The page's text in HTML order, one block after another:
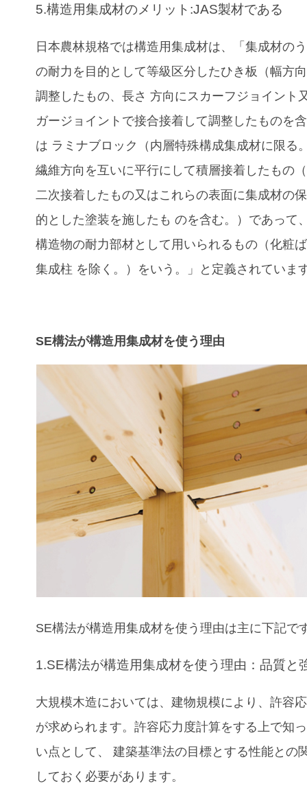
5.構造用集成材のメリット:JAS製材である
日本農林規格では構造用集成材は、「集成材の
の耐力を目的として等級区分したひき板（幅方
調整したもの、長さ 方向にスカーフジョイント
ガージョイントで接合接着して調整したものを
は ラミナブロック（内層特殊構成集成材に限る
繊維方向を互いに平行にして積層接着したもの
二次接着したもの又はこれらの表面に集成材の
的とした塗装を施したも のを含む。）であって
構造物の耐力部材として用いられるもの（化粧
集成柱 を除く。）をいう。」と定義されていま
SE構法が構造用集成材を使う理由
SE構法が構造用集成材を使う理由は主に下記で
1.SE構法が構造用集成材を使う理由：品質と
大規模木造においては、建物規模により、許容
が求められます。許容応力度計算をする上で知
い点として、 建築基準法の目標とする性能との
しておく必要があります。